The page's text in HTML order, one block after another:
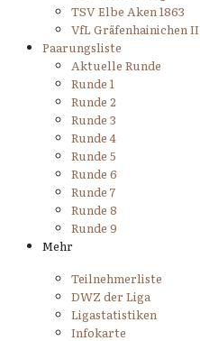
TSV Elbe Aken 1863
VfL Gräfenhainichen II
Paarungsliste
Aktuelle Runde
Runde 1
Runde 2
Runde 3
Runde 4
Runde 5
Runde 6
Runde 7
Runde 8
Runde 9
Mehr
Teilnehmerliste
DWZ der Liga
Ligastatistiken
Infokarte